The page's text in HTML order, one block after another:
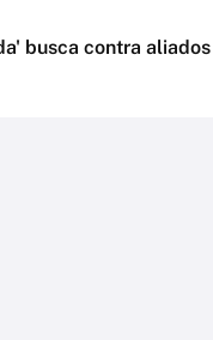
busca contra aliados